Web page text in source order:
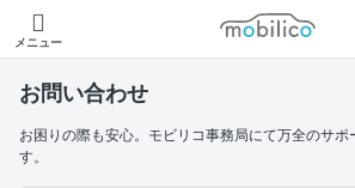
メニュー
モビリコ
お問い合わせ
お困りの際も安心。モビリコ事務局にて万全のサポ
す。